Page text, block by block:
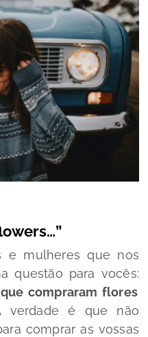
e mulheres que nos
questão para vocês:
compraram flores
verdade é que não
comprar as vossas